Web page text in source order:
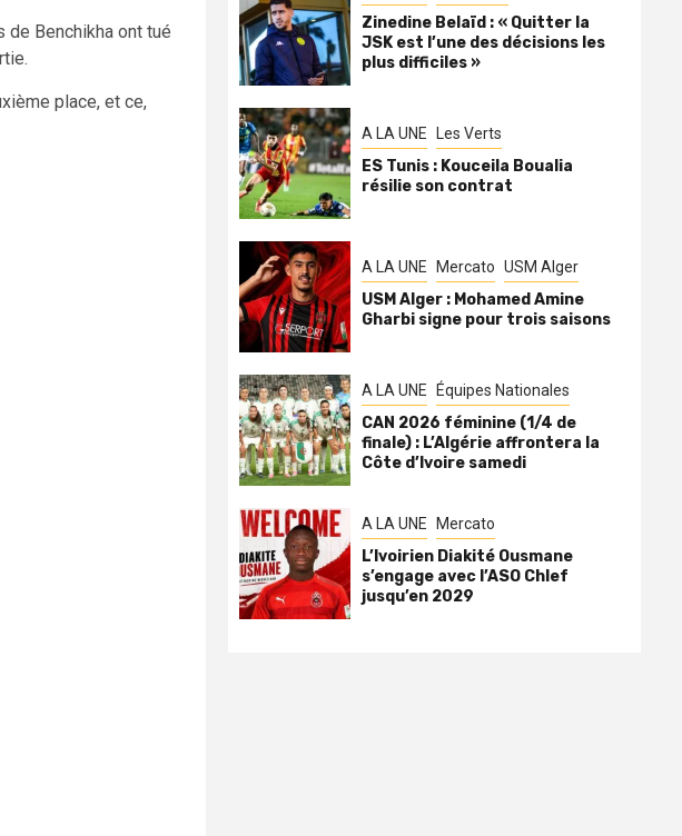
de Benchikha ont tué
place, et ce,
Zinedine Belaïd : « Quitter la
JSK est l’une des décisions les
plus difficiles »
A LA UNE Les Verts
ES Tunis : Kouceila Boualia
résilie son contrat
A LA UNE Mercato USM Alger
USM Alger : Mohamed Amine
Gharbi signe pour trois saisons
A LA UNE Équipes Nationales
CAN 2026 féminine (1/4 de
finale) : L’Algérie affrontera la
Côte d’Ivoire samedi
A LA UNE Mercato
L’Ivoirien Diakité Ousmane
s’engage avec l’ASO Chlef
jusqu’en 2029